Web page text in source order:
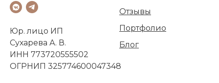
Юр. лицо ИП
Сухарева А. В.
ИНН 773720555502
ОГРНИП 325774600047348
Отзывы
Портфолио
Блог